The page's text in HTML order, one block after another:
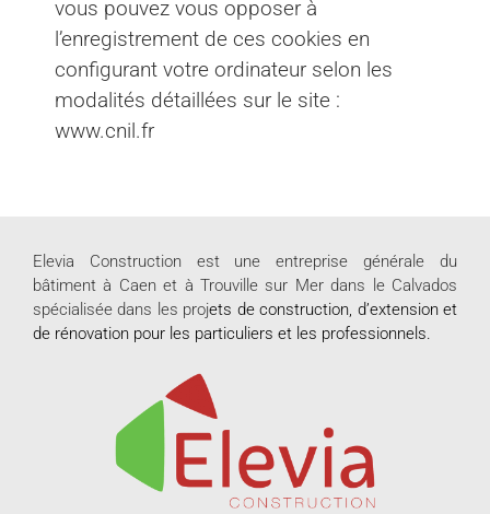
vous pouvez vous opposer à
l’enregistrement de ces cookies en
configurant votre ordinateur selon les
modalités détaillées sur le site :
www.cnil.fr
Elevia Construction est une entreprise générale du
bâtiment à Caen et à Trouville sur Mer dans le Calvados
spécialisée dans les projets deconstruction, d’extension et
de rénovation pour les particuliers et les professionnels.